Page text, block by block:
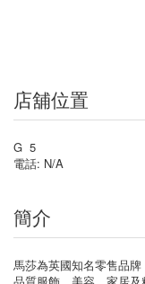
店舖位置
G 5
電話: N/A
簡介
馬莎為英國知名零售品